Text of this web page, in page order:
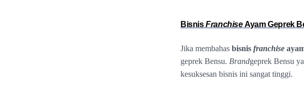
BisnisFranchiseAyam Geprek
Jika membahas bisnis franchise
geprek Bensu. Brandgeprek Bensu
kesuksesan bisnis ini sangat tinggi.